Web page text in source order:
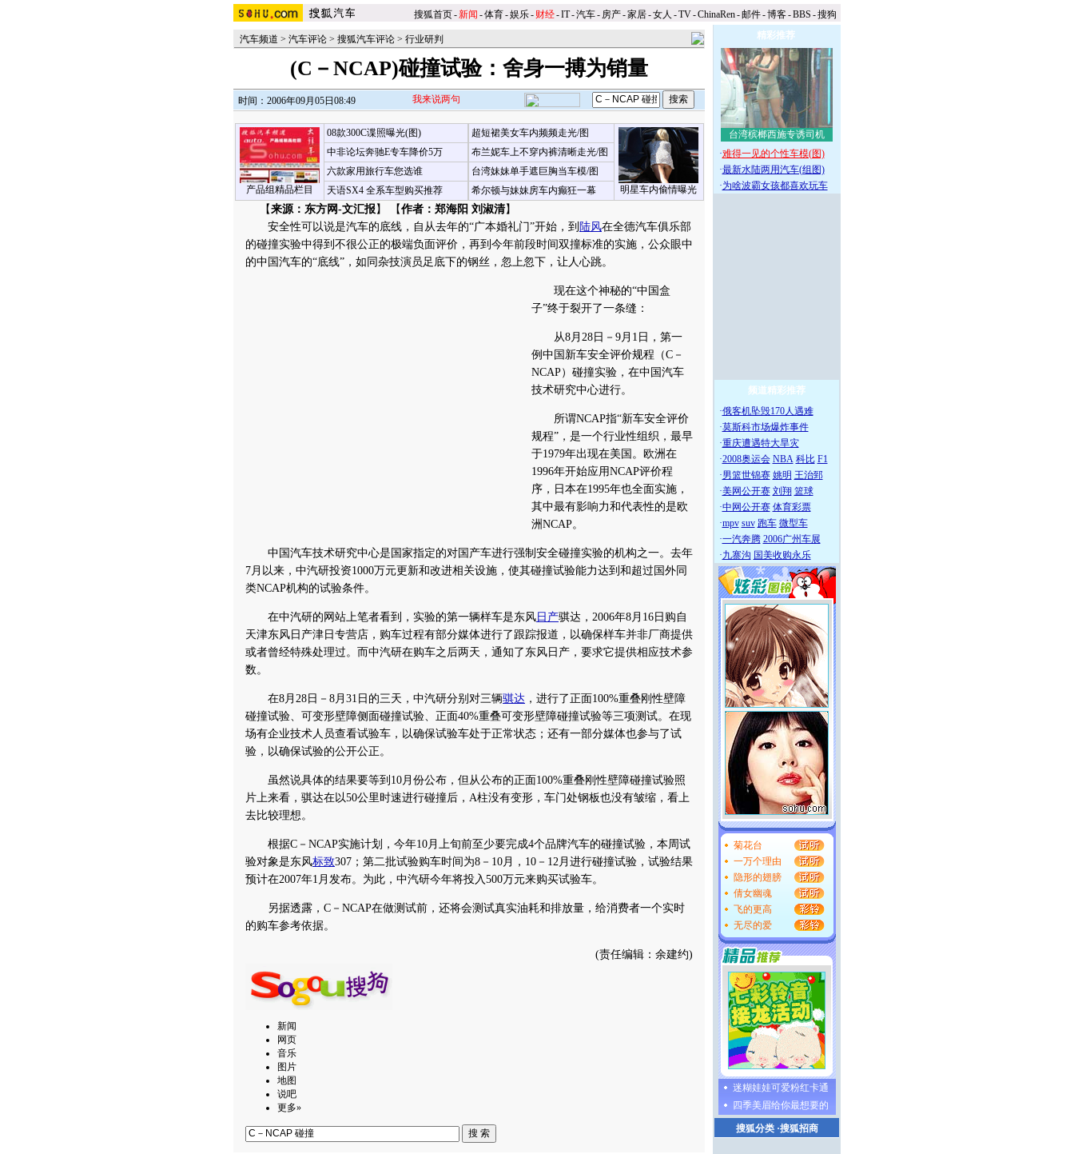
搜狐首页-新闻 -体育-娱乐- 财经-IT-汽车- 房产-家居-女人 -TV-ChinaRen-邮件-博客-BBS -搜狗
汽车频道 > 汽车评论 > 搜狐汽车评论 > 行业研判
(C－NCAP)碰撞试验：舍身一搏为销量
时间：2006年09月05日08:49 我来说两句
产品组精品栏目
08款300C谍照曝光(图)
中非论坛奔驰E专车降价5万
六款家用旅行车您选谁
天语SX4 全系车型购买推荐
超短裙美女车内频频走光/图
明星车内偷情曝光
布兰妮车上不穿内裤清晰走光/图
台湾妹妹单手遮巨胸当车模/图
希尔顿与妹妹房车内癫狂一幕
【来源：东方网-文汇报】 【作者：郑海阳 刘淑清】
安全性可以说是汽车的底线，自从去年的“广本婚礼门”开始，到 陆风在全德汽车俱乐部
的碰撞实验中得到不很公正的极端负面评价，再到今年前段时间双撞标准的实施，公众眼中
的中国汽车的“底线”，如同杂技演员足底下的钢丝，忽上忽下，让人心跳。
现在这个神秘的“中国盒
子”终于裂开了一条缝：
从8月28日－9月1日，第一
例中国新车安全评价规程（C－
NCAP）碰撞实验，在中国汽车
技术研究中心进行。
所谓NCAP指“新车安全评价
规程”，是一个行业性组织，最早
于1979年出现在美国。欧洲在
1996年开始应用NCAP评价程
序，日本在1995年也全面实施，
其中最有影响力和代表性的是欧
洲NCAP。
中国汽车技术研究中心是国家指定的对国产车进行强制安全碰撞实验的机构之一。去年
7月以来，中汽研投资1000万元更新和改进相关设施，使其碰撞试验能力达到和超过国外同
类NCAP机构的试验条件。
在中汽研的网站上笔者看到，实验的第一辆样车是东风 日产骐达，2006年8月16日购自
天津东风日产津日专营店，购车过程有部分媒体进行了跟踪报道，以确保样车并非厂商提供
或者曾经特殊处理过。而中汽研在购车之后两天，通知了东风日产，要求它提供相应技术参
数。
在8月28日－8月31日的三天，中汽研分别对三辆骐达 ，进行了正面100%重叠刚性壁障
碰撞试验、可变形壁障侧面碰撞试验、正面40%重叠可变形壁障碰撞试验等三项测试。在现
场有企业技术人员查看试验车，以确保试验车处于正常状态；还有一部分媒体也参与了试
验，以确保试验的公开公正。
虽然说具体的结果要等到10月份公布，但从公布的正面100%重叠刚性壁障碰撞试验照
片上来看，骐达在以50公里时速进行碰撞后，A柱没有变形，车门处钢板也没有皱缩，看上
去比较理想。
根据C－NCAP实施计划，今年10月上旬前至少要完成4个品牌汽车的碰撞试验，本周试
验对象是东风标致307；第二批试验购车时间为8－10月，10－12月进行碰撞试验，试验结果
预计在2007年1月发布。为此，中汽研今年将投入500万元来购买试验车。
另据透露，C－NCAP在做测试前，还将会测试真实油耗和排放量，给消费者一个实时
的购车参考依据。
(责任编辑：余建约)
新闻
网页
音乐
图片
地图
说吧
更多»
精彩推荐
台湾槟榔西施专诱司机
·难得一见的个性车模(图)
·最新水陆两用汽车(组图)
·为啥波霸女孩都喜欢玩车
频道精彩推荐
·俄客机坠毁170人遇难
·莫斯科市场爆炸事件
·重庆遭遇特大旱灾
·2008奥运会 NBA 科比 F1
·男篮世锦赛 姚明 王治郅
·美网公开赛 刘翔 篮球
·中网公开赛 体育彩票
·mpv suv 跑车 微型车
·一汽奔腾 2006广州车展
·九寨沟 国美收购永乐
菊花台
一万个理由
隐形的翅膀
倩女幽魂
飞的更高
无尽的爱
迷糊娃娃可爱粉红卡通
四季美眉给你最想要的
搜狐分类·搜狐招商